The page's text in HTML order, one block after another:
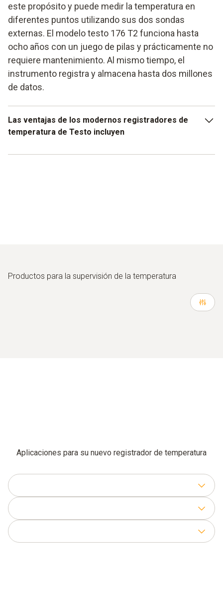
este propósito y puede medir la temperatura en
diferentes puntos utilizando sus dos sondas
externas. El modelo testo 176 T2 funciona hasta
ocho años con un juego de pilas y prácticamente no
requiere mantenimiento. Al mismo tiempo, el
instrumento registra y almacena hasta dos millones
de datos.
Las ventajas de los modernos registradores de
temperatura de Testo incluyen
Productos para la supervisión de la temperatura
Aplicaciones para su nuevo registrador de temperatura